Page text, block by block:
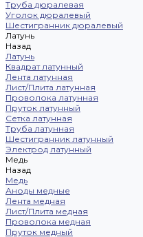
Труба дюралевая
Уголок дюралевый
Шестигранник дюралевый
Латунь
Назад
Латунь
Квадрат латунный
Лента латунная
Лист/Плита латунная
Проволока латунная
Пруток латунный
Сетка латунная
Труба латунная
Шестигранник латунный
Электрод латунный
Медь
Назад
Медь
Аноды медные
Лента медная
Лист/Плита медная
Проволока медная
Пруток медный